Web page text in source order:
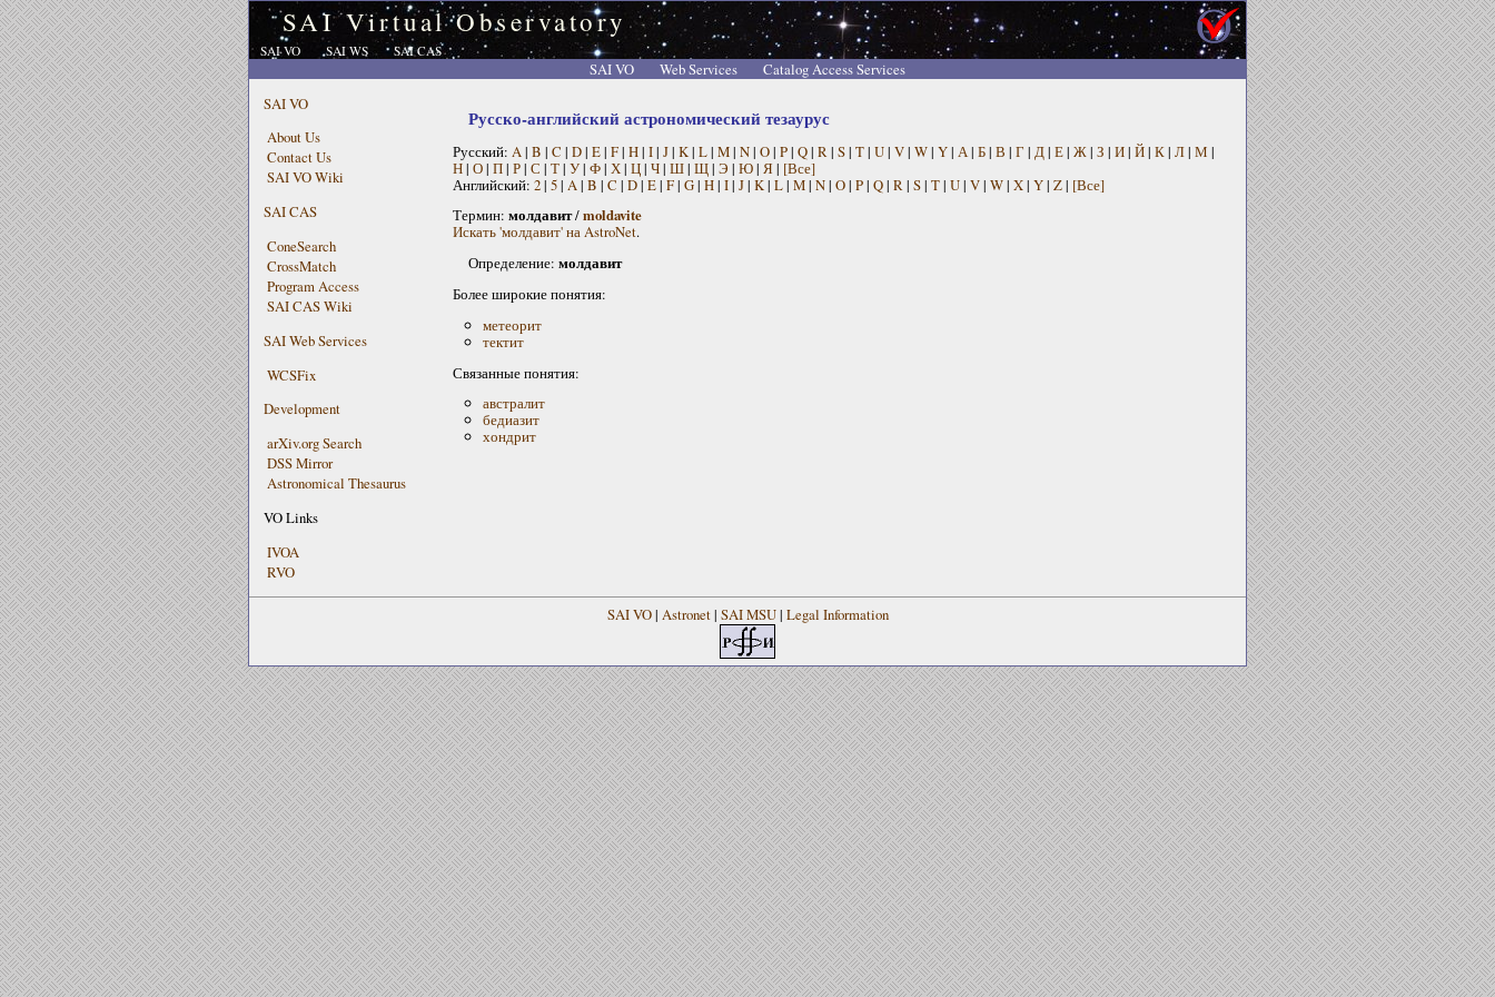
SAI Virtual Observatory
SAI VO SAI WS SAI CAS
SAI VO Web Services
Catalog Access Services
SAI VO
About Us
Contact Us
SAI VO Wiki
SAI CAS
ConeSearch
CrossMatch
Program Access
SAI CAS Wiki
SAI Web Services
WCSFix
Development
arXiv.org Search
DSS Mirror
Astronomical Thesaurus
VO Links
IVOA
RVO
Русско-английский астрономический тезаурус
Русский: A | B | C | D| E| F| H| I| J| K| L| M| N| O| P| Q| R | S| T| U| V| W| Y| А | Б| В | Г | Д| Е| Ж| З | И| Й| К| Л| М |
Н| О| П| Р| С | Т| У| Ф| Х| Ц| Ч| Ш| Щ| Э | Ю| Я| [Все]
Английский: 2| 5| A | B | C | D| E| F| G| H| I| J| K| L| M| N| O| P| Q| R | S| T| U| V| W| X| Y| Z| [Все]
Термин: молдавит/moldavite
Искать 'молдавит' на AstroNet.
Определение: молдавит
Более широкие понятия:
метеорит
тектит
Связанные понятия:
австралит
бедиазит
хондрит
SAI VO| Astronet| SAI MSU| Legal Information